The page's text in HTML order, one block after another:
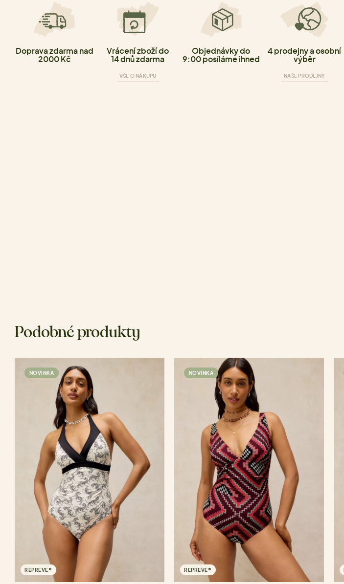
Doprava zdarma nad
2000 Kč
Vrácení zboží do
14 dnů zdarma
VŠE O NÁKUPU
Objednávky do
9:00 posíláme ihned
4 prodejny a osobní
výběr
NAŠE PRODEJNY
Podobné produkty
NOVINKA
REPREVE®
NOVINKA
REPREVE®